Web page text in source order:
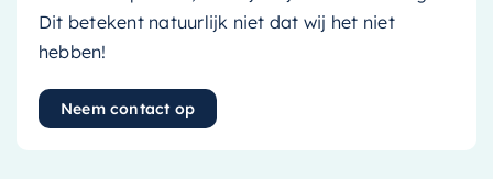
Dit betekent natuurlijk niet dat wij het niet
hebben!
Neem contact op